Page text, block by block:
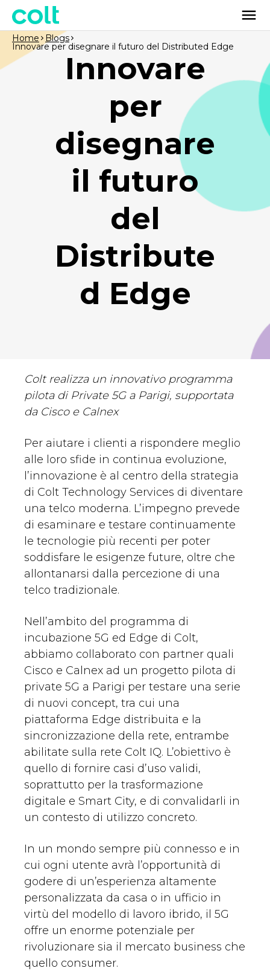
Innovare
per
disegnare
il futuro
del
Distribute
d Edge
Home Blogs
Innovare per disegnare il futuro del Distributed Edge
Colt realizza un innovativo programma
pilota di Private 5G a Parigi, supportata
da Cisco e Calnex
Per aiutare i clienti a rispondere meglio
alle loro sfide in continua evoluzione,
l’innovazione è al centro della strategia
di Colt Technology Services di diventare
una telco moderna. L’impegno prevede
di esaminare e testare continuamente
le tecnologie più recenti per poter
soddisfare le esigenze future, oltre che
allontanarsi dalla percezione di una
telco tradizionale.
Nell’ambito del programma di
incubazione 5G ed Edge di Colt,
abbiamo collaborato con partner quali
Cisco e Calnex ad un progetto pilota di
private 5G a Parigi per testare una serie
di nuovi concept, tra cui una
piattaforma Edge distribuita e la
sincronizzazione della rete, entrambe
abilitate sulla rete Colt IQ. L’obiettivo è
quello di fornire casi d’uso validi,
soprattutto per la trasformazione
digitale e Smart City, e di convalidarli in
un contesto di utilizzo concreto.
In un mondo sempre più connesso e in
cui ogni utente avrà l’opportunità di
godere di un’esperienza altamente
personalizzata da casa o in ufficio in
virtù del modello di lavoro ibrido, il 5G
offre un enorme potenziale per
rivoluzionare sia il mercato business che
quello consumer.